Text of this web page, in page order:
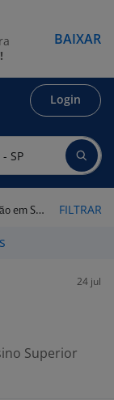
Login
- SP FILTRAR
24 jul
Superior
BAIXAR